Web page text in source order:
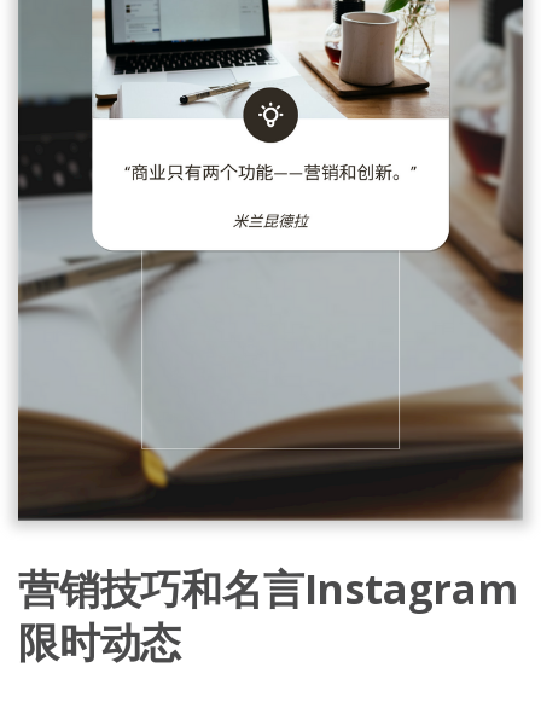
营销技巧和名言Instagram
限时动态